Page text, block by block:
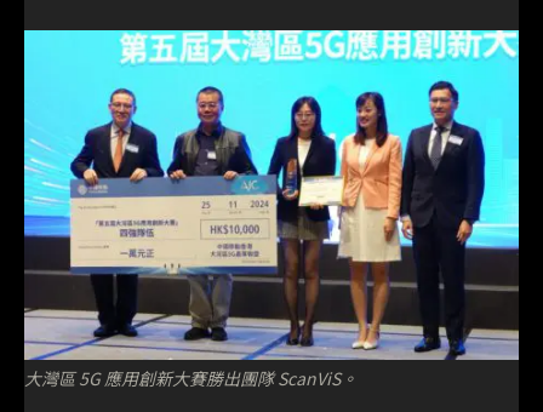
大灣區 5G 應用創新大賽勝出團隊 ScanViS。